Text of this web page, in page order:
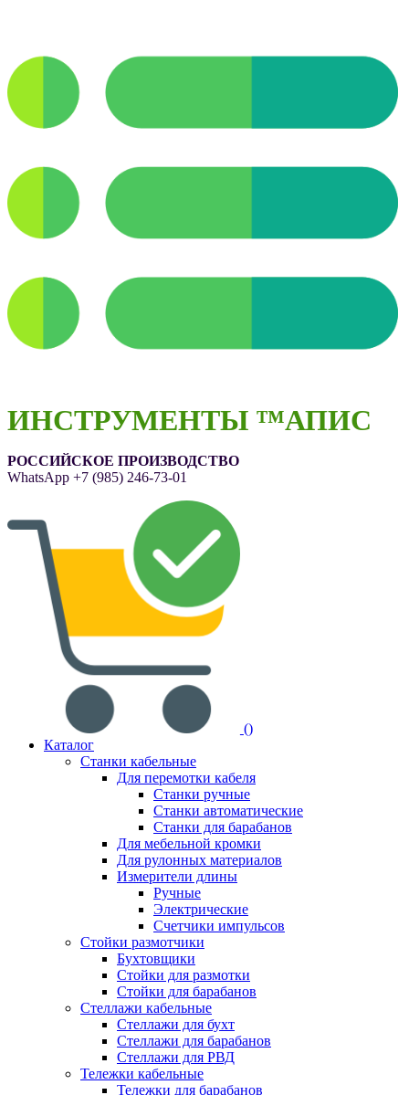
ИНСТРУМЕНТЫ ™АПИС
РОССИЙСКОЕ ПРОИЗВОДСТВО
WhatsApp +7 (985) 246-73-01
()
Каталог
Станки кабельные
Для перемотки кабеля
Станки ручные
Станки автоматические
Станки для барабанов
Для мебельной кромки
Для рулонных материалов
Измерители длины
Ручные
Электрические
Счетчики импульсов
Стойки размотчики
Бухтовщики
Стойки для размотки
Стойки для барабанов
Стеллажи кабельные
Стеллажи для бухт
Стеллажи для барабанов
Стеллажи для РВД
Тележки кабельные
Тележки для барабанов